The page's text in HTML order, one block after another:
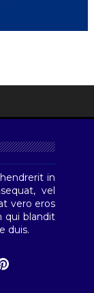
in
vel
vero eros
qui blandit
duis.